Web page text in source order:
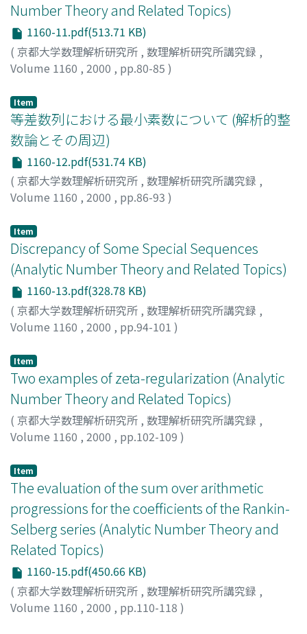
Number Theory and Related Topics)
1160-11.pdf(513.71 KB)
( 京都大学数理解析研究所 , 数理解析研究所講究録 ,
Volume 1160 , 2000 , pp.80-85 )
Item
等差数列における最小素数について (解析的整
数論とその周辺)
1160-12.pdf(531.74 KB)
( 京都大学数理解析研究所 , 数理解析研究所講究録 ,
Volume 1160 , 2000 , pp.86-93 )
Item
Discrepancy of Some Special Sequences
(Analytic Number Theory and Related Topics)
1160-13.pdf(328.78 KB)
( 京都大学数理解析研究所 , 数理解析研究所講究録 ,
Volume 1160 , 2000 , pp.94-101 )
トウ, カズオ
Item
Two examples of zeta-regularization (Analytic
Number Theory and Related Topics)
( 京都大学数理解析研究所 , 数理解析研究所講究録 ,
Volume 1160 , 2000 , pp.102-109 )
Item
The evaluation of the sum over arithmetic
progressions for the coefficients of the Rankin-
Selberg series (Analytic Number Theory and
Related Topics)
1160-15.pdf(450.66 KB)
( 京都大学数理解析研究所 , 数理解析研究所講究録 ,
Volume 1160 , 2000 , pp.110-118 )